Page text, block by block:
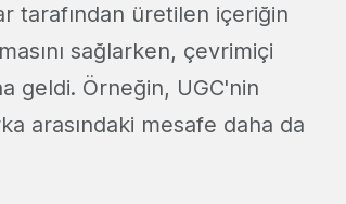
tarafından üretilen içeriğin
sağlarken, çevrimiçi
geldi. Örneğin, UGC'nin
arasındaki mesafe daha da